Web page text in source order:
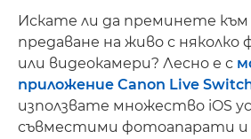
Искате ли да преминете
предаване на живо с
или видеокамери? Лесно е с
приложение Canon Live
използвате множество iOS
съвместими фотоапарати и